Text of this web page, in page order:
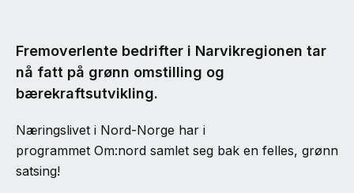
Fremoverlente bedrifter i Narvikregionen tar
nå fatt på grønn omstilling og
bærekraftsutvikling.
Næringslivet i Nord-Norge har i
programmet Om:nord samlet seg bak en felles, grønn
satsing!